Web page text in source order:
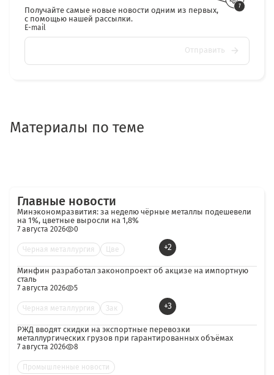
Получайте самые новые новости одним из первых,
с помощью нашей рассылки.
E-mail
Отправить
Материалы по теме
Главные новости
Минэкономразвития: за неделю чёрные металлы подешевели
на 1%, цветные выросли на 1,8%
7 августа 2026 0
Черная металлургия Цве +2
Минфин разработал законопроект об акцизе на импортную
сталь
7 августа 2026 5
Черная металлургия Зак +3
РЖД вводят скидки на экспортные перевозки
металлургических грузов при гарантированных объёмах
7 августа 2026 8
Промышленные новости